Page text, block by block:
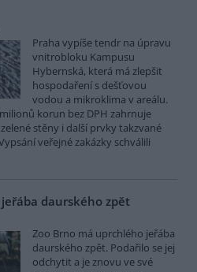
Praha vypíše tendr na úpravu
vnitrobloku Kampusu
Hybernská, která má zlepšit
hospodaření s dešťovou
vodou a mikroklima v areálu.
korun bez DPH zahrnuje
stěny i další prvky takzvané
veřejné zakázky schválili
daurského zpět
Zoo Brno má uprchlého jeřába
daurského zpět. Podařilo se jej
odchytit a je znovu ve své